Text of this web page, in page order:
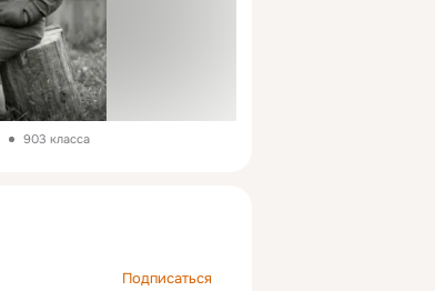
903 класса
Подписаться